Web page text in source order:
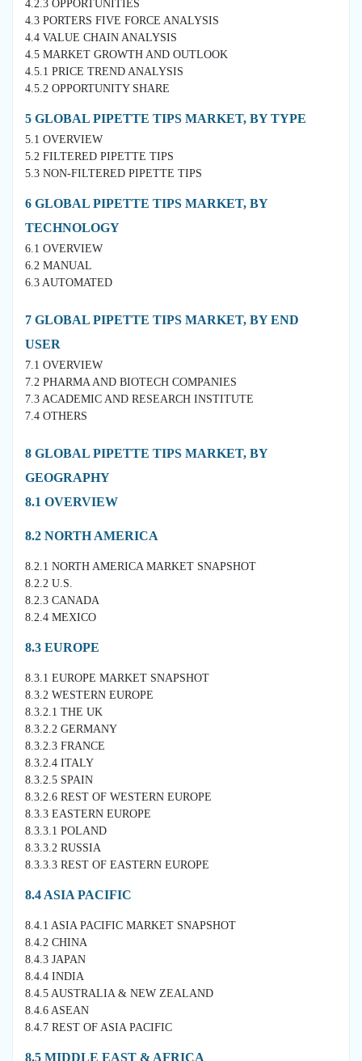
4.2.3 OPPORTUNITIES
4.3 PORTERS FIVE FORCE ANALYSIS
4.4 VALUE CHAIN ANALYSIS
4.5 MARKET GROWTH AND OUTLOOK
4.5.1 PRICE TREND ANALYSIS
4.5.2 OPPORTUNITY SHARE
5 GLOBAL PIPETTE TIPS MARKET, BY TYPE
5.1 OVERVIEW
5.2 FILTERED PIPETTE TIPS
5.3 NON-FILTERED PIPETTE TIPS
6 GLOBAL PIPETTE TIPS MARKET, BY
TECHNOLOGY
6.1 OVERVIEW
6.2 MANUAL
6.3 AUTOMATED
7 GLOBAL PIPETTE TIPS MARKET, BY END
USER
7.1 OVERVIEW
7.2 PHARMA AND BIOTECH COMPANIES
7.3 ACADEMIC AND RESEARCH INSTITUTE
7.4 OTHERS
8 GLOBAL PIPETTE TIPS MARKET, BY
GEOGRAPHY
8.1 OVERVIEW
8.2 NORTH AMERICA
8.2.1 NORTH AMERICA MARKET SNAPSHOT
8.2.2 U.S.
8.2.3 CANADA
8.2.4 MEXICO
8.3 EUROPE
8.3.1 EUROPE MARKET SNAPSHOT
8.3.2 WESTERN EUROPE
8.3.2.1 THE UK
8.3.2.2 GERMANY
8.3.2.3 FRANCE
8.3.2.4 ITALY
8.3.2.5 SPAIN
8.3.2.6 REST OF WESTERN EUROPE
8.3.3 EASTERN EUROPE
8.3.3.1 POLAND
8.3.3.2 RUSSIA
8.3.3.3 REST OF EASTERN EUROPE
8.4 ASIA PACIFIC
8.4.1 ASIA PACIFIC MARKET SNAPSHOT
8.4.2 CHINA
8.4.3 JAPAN
8.4.4 INDIA
8.4.5 AUSTRALIA & NEW ZEALAND
8.4.6 ASEAN
8.4.7 REST OF ASIA PACIFIC
8.5 MIDDLE EAST & AFRICA